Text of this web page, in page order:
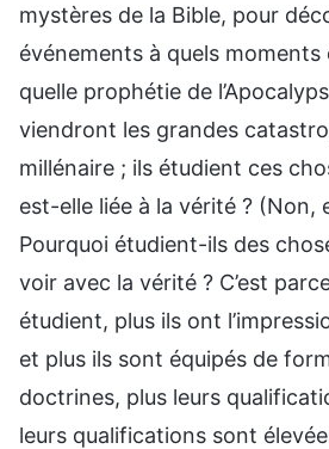
mystères de la Bible, pour
événements à quels
quelle prophétie de
viendront les grandes
millénaire ; ils étudient ces
est-elle liée à la vérité ? (Non,
Pourquoi étudient-ils des
voir avec la vérité ? C’est
étudient, plus ils ont
et plus ils sont équipés de
doctrines, plus leurs
leurs qualifications sont